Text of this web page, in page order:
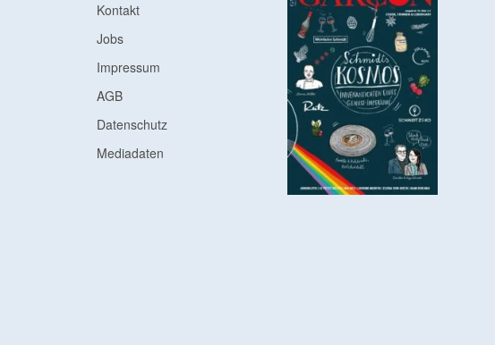
Kontakt
Jobs
Impressum
AGB
Datenschutz
Mediadaten